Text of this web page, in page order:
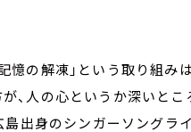
憶の解凍」という取り組み
、人の心というか深いと
出身のシンガーソングラ